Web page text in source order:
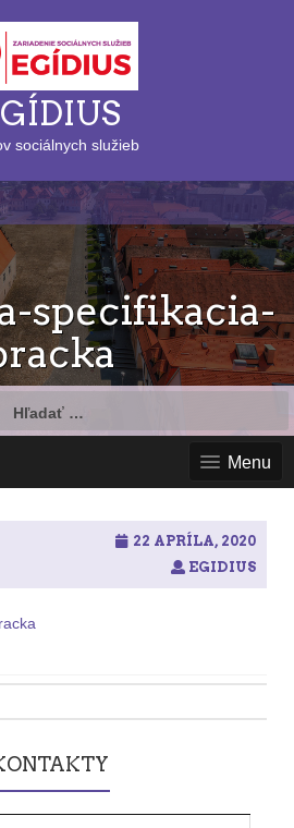
sociálnych služieb
specifikacia-
Menu
22 APRÍLA, 2020
EGIDIUS